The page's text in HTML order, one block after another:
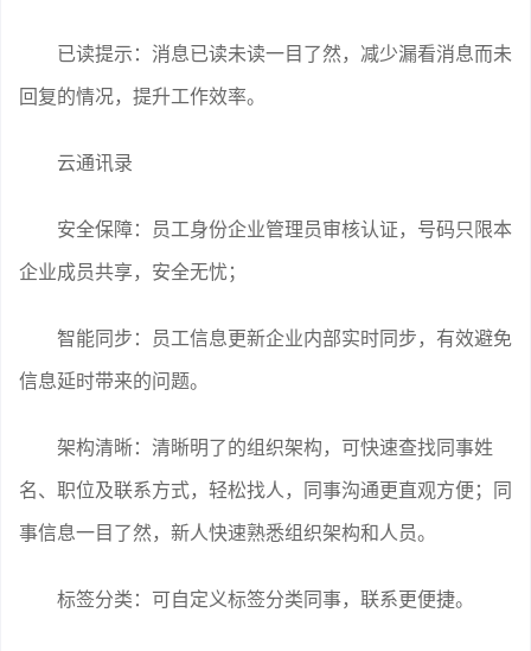
已读提示：消息已读未读一目了然，减少漏看消息而未
回复的情况，提升工作效率。
云通讯录
安全保障：员工身份企业管理员审核认证，号码只限本
企业成员共享，安全无忧；
智能同步：员工信息更新企业内部实时同步，有效避免
信息延时带来的问题。
架构清晰：清晰明了的组织架构，可快速查找同事姓
名、职位及联系方式，轻松找人，同事沟通更直观方便；同
事信息一目了然，新人快速熟悉组织架构和人员。
标签分类：可自定义标签分类同事，联系更便捷。